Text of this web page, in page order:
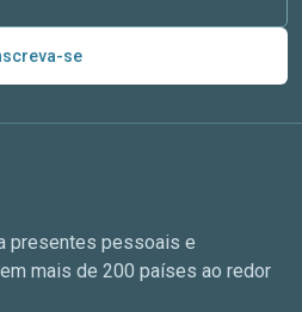
se
presentes pessoais e
mais de 200 países ao redor